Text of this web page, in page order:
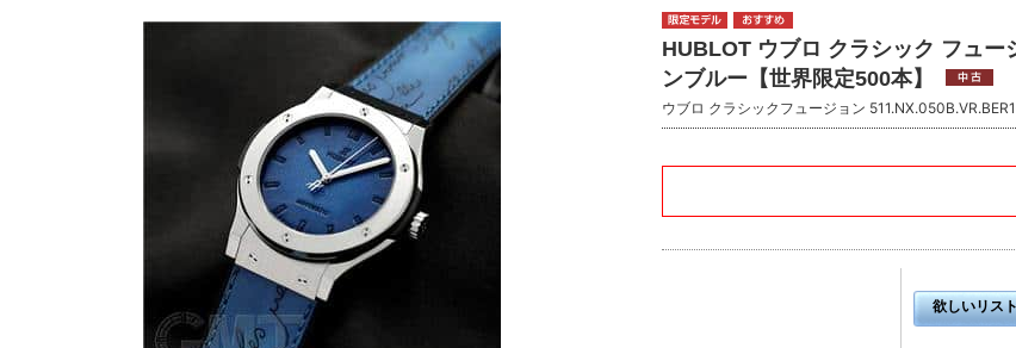
HUBLOT ウブロ クラシック フュ
ンブルー【世界限定500本】
ウブロ クラシックフュージョン
欲しいリス